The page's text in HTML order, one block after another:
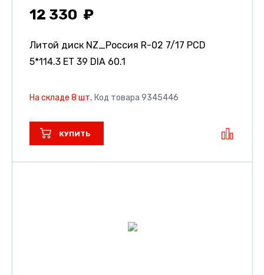
12 330
Литой диск NZ_Россия R-02 7/17 PCD
5*114.3 ET 39 DIA 60.1
На складе 8 шт. Код товара 9345446
КУПИТЬ